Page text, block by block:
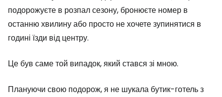
подорожуєте в розпал сезону, бронюєте номер в
останню хвилину або просто не хочете зупинятися в
годині їзди від центру.
Це був саме той випадок, який стався зі мною.
Плануючи свою подорож, я не шукала бутик-готель з